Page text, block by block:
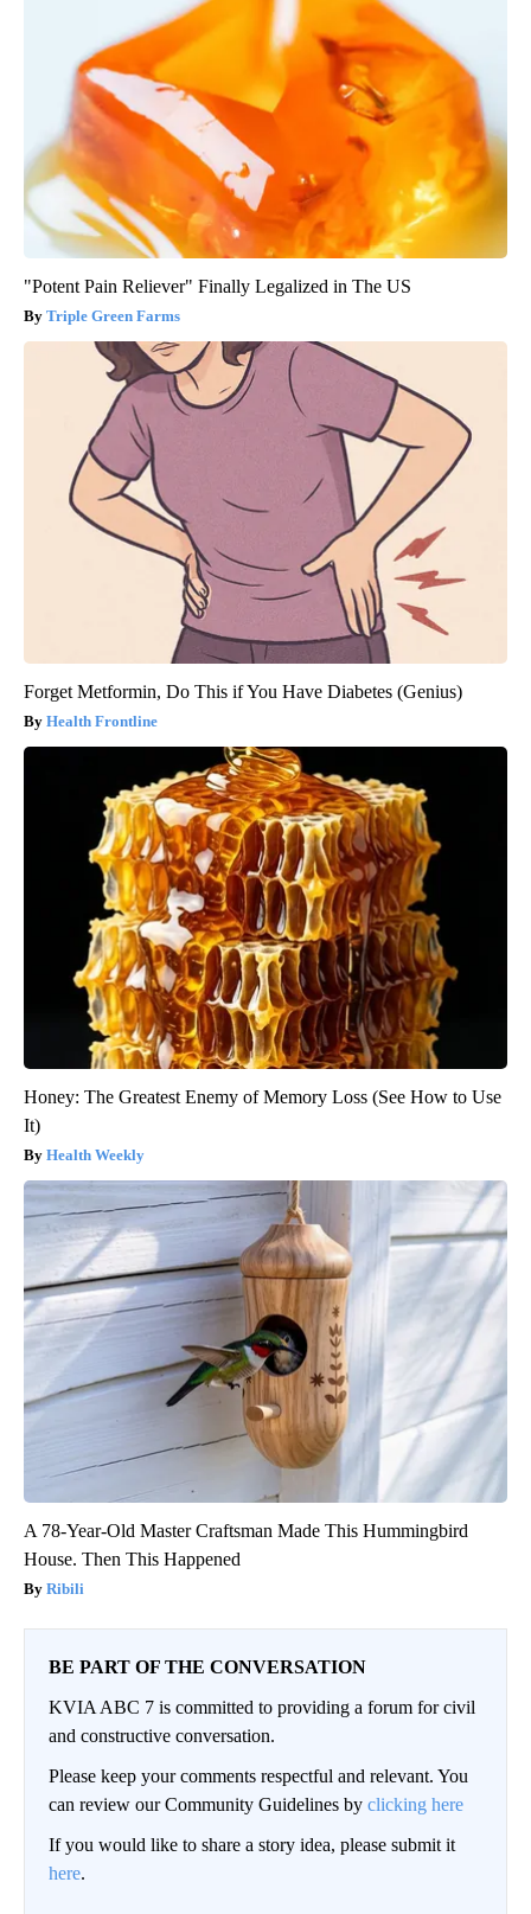
"Potent Pain Reliever" Finally Legalized in The US
Triple Green Farms
Forget Metformin, Do This if You Have Diabetes (Genius)
Health Frontline
Honey: The Greatest Enemy of Memory Loss (See How to Use
It)
Health Weekly
A 78-Year-Old Master Craftsman Made This Hummingbird
House. Then This Happened
Ribili
BE PART OF THE CONVERSATION
KVIA ABC 7 is committed to providing a forum for civil
and constructive conversation.
Please keep your comments respectful and relevant. You
can review our Community Guidelines by clicking here
If you would like to share a story idea, please submit it
here.